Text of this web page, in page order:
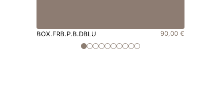
BOX.FRB.P.B.DBLU 90,00 €